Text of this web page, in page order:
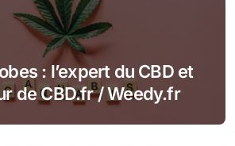
: l’expert du CBD et
de CBD.fr / Weedy.fr